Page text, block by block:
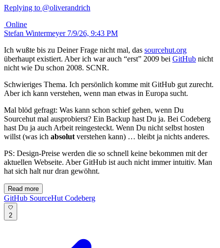
Replying to @oliverandrich
Online
Stefan Wintermeyer 7/9/26, 9:43 PM
Ich wußte bis zu Deiner Frage nicht mal, das sourcehut.org
überhaupt existiert. Aber ich war auch “erst” 2009 bei GitHub nicht
nicht wie Du schon 2008. SCNR.
Schwieriges Thema. Ich persönlich komme mit GitHub gut zurecht.
Aber ich kann verstehen, wenn man etwas in Europa sucht.
Mal blöd gefragt: Was kann schon schief gehen, wenn Du
Sourcehut mal ausprobierst? Ein Backup hast Du ja. Bei Codeberg
hast Du ja auch Arbeit reingesteckt. Wenn Du nicht selbst hosten
willst (was ich absolut verstehen kann) … bleibt ja nichts anderes.
PS: Design-Preise werden die so schnell keine bekommen mit der
aktuellen Webseite. Aber GitHub ist auch nicht immer intuitiv. Man
hat sich halt nur dran gewöhnt.
Read more
GitHub SourceHut Codeberg
2